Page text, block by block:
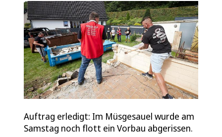
Auftrag erledigt: Im Müsgesauel wurde am
Samstag noch flott ein Vorbau abgerissen.